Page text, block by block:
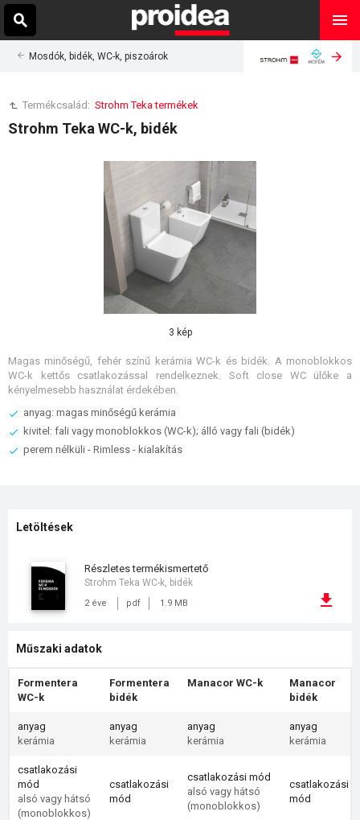
Mosdók, bidék, WC-k, piszoárok
Termékcsalád: Strohm Teka termékek
Strohm Teka WC-k, bidék
3 kép
Magas minőségű, fehér színű kerámia WC-k és bidék. A monoblokkos
WC-k kettős csatlakozással rendelkeznek. Soft close WC ülőke a
kényelmesebb használat érdekében.
anyag: magas minőségű kerámia
kivitel: fali vagy monoblokkos (WC-k); álló vagy fali (bidék)
perem nélküli - Rimless - kialakítás
Letöltések
részletes termékismertető
2 éve pdf 1.9 MB
Strohm Teka WC-k, bidék
Műszaki adatok
Formentera
WC-k
Formentera
bidék
Manacor WC-k
Manacor
bidék
anyag
kerámia
anyag
kerámia
anyag
kerámia
anyag
kerámia
csatlakozási
mód
alsó vagy hátsó
(monoblokkos)
csatlakozási
mód
csatlakozási mód
alsó vagy hátsó
(monoblokkos)
csatlakozási
mód